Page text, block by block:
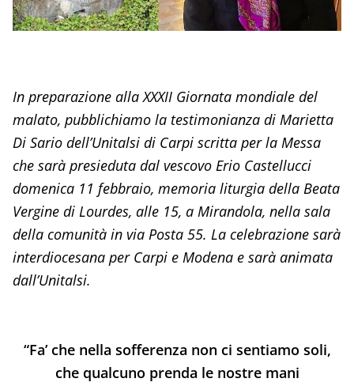
In preparazione alla XXXII Giornata mondiale del
malato, pubblichiamo la testimonianza di Marietta
Di Sario dell’Unitalsi di Carpi scritta per la Messa
che sarà presieduta dal vescovo Erio Castellucci
domenica 11 febbraio, memoria liturgia della Beata
Vergine di Lourdes, alle 15, a Mirandola, nella sala
della comunità in via Posta 55. La celebrazione sarà
interdiocesana per Carpi e Modena e sarà animata
dall’Unitalsi.
“Fa’ che nella sofferenza non ci sentiamo soli,
che qualcuno prenda le nostre mani